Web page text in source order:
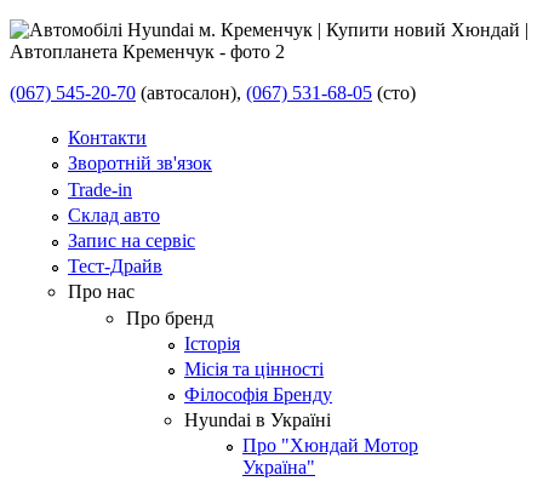
(067) 545-20-70 (автосалон), (067) 531-68-05 (сто)
Контакти
Зворотній зв'язок
Trade-in
Склад авто
Запис на сервіс
Тест-Драйв
Про нас
Про бренд
Історія
Місія та цінності
Філософія Бренду
Hyundai в Україні
Про "Хюндай Мотор
Україна"